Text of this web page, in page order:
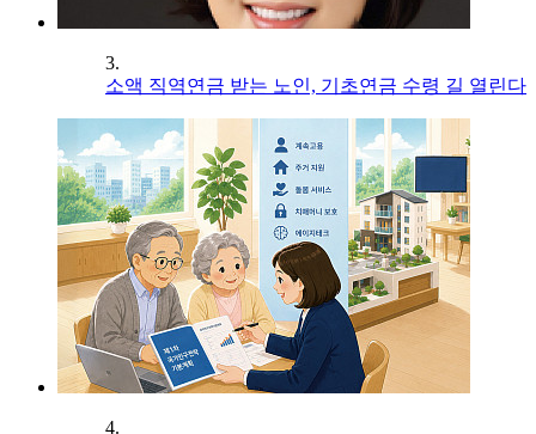
3.
소액 직역연금 받는 노인, 기초연금 수령 길 열린다
4.